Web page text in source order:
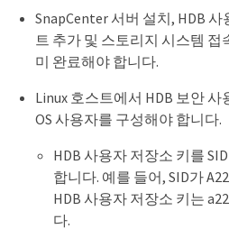
SnapCenter 서버 설치, HDB
트 추가 및 스토리지 시스템 접
미 완료해야 합니다.
Linux 호스트에서 HDB 보안 사
OS 사용자를 구성해야 합니다.
HDB 사용자 저장소 키를
합니다. 예를 들어, SID가
HDB 사용자 저장소 키는
다.